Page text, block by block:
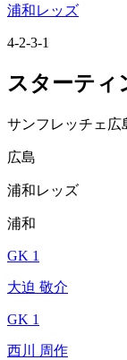
浦和レッズ
4-2-3-1
スターティ
サンフレッチェ広
広島
浦和レッズ
浦和
GK 1
大迫 敬介
GK 1
西川 周作